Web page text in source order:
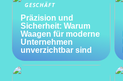
GESCHÄFT
Präzision und
Sicherheit: Warum
Waagen für moderne
Unternehmen
unverzichtbar sind